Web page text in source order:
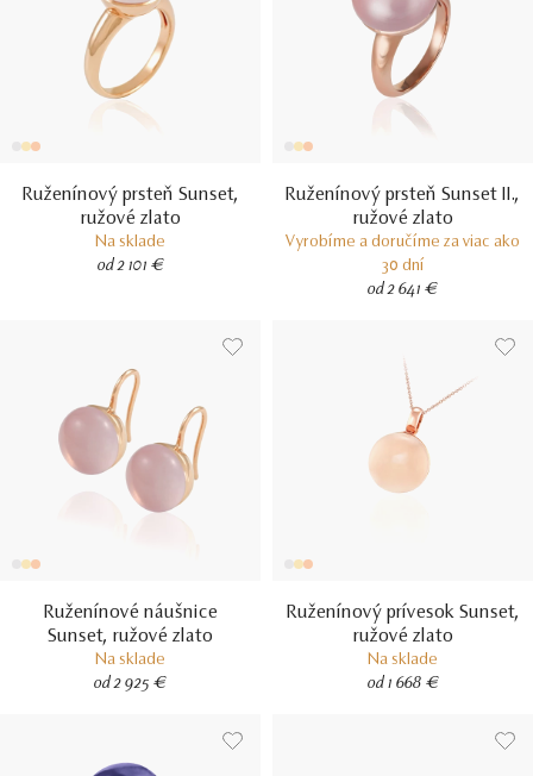
Ruženínový prsteň Sunset,
ružové zlato
Na sklade
od 2 101 €
Ruženínový prsteň Sunset II.,
ružové zlato
Vyrobíme a doručíme za viac ako
30 dní
od 2 641 €
Ruženínové náušnice
Sunset, ružové zlato
Na sklade
od 2 925 €
Ruženínový prívesok Sunset,
ružové zlato
Na sklade
od 1 668 €